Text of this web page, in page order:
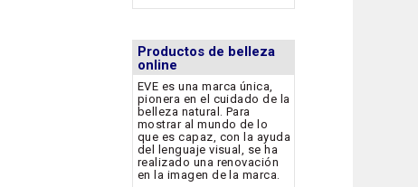
Productos de belleza
online
EVE es una marca única,
pionera en el cuidado de la
belleza natural. Para
mostrar al mundo de lo
que es capaz, con la ayuda
del lenguaje visual, se ha
realizado una renovación
en la imagen de la marca.